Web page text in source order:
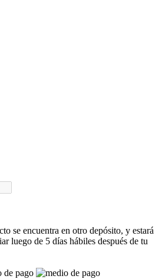
se encuentra en otro depósito, y estará
luego de 5 días hábiles después de tu